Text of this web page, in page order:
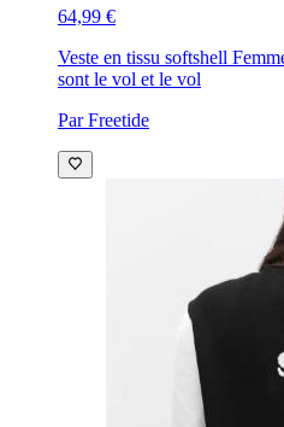
64,99 €
Veste en tissu softshell
sont le vol et le vol
Par Freetide